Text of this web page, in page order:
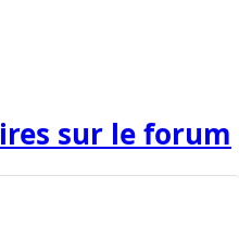
sur le forum